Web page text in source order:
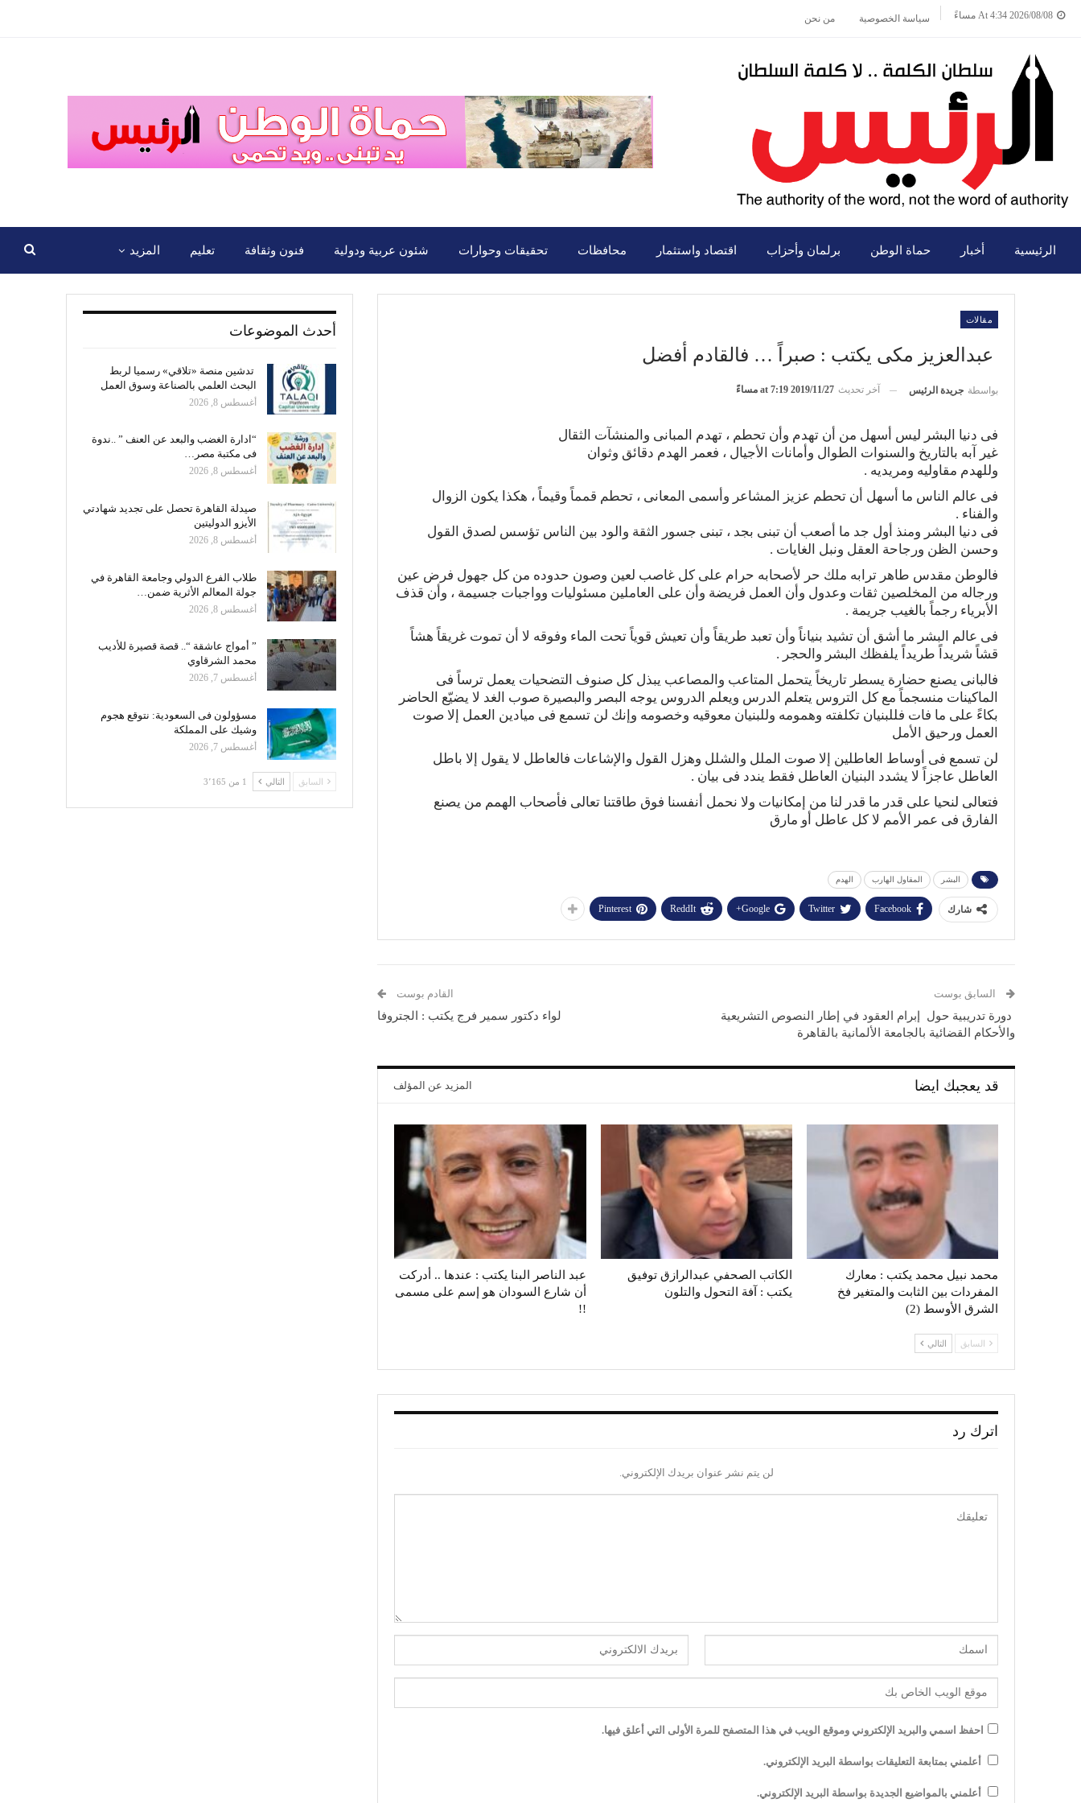
2026/08/08 At 4:34 مساءً سياسة الخصوصية من نحن
الرئيسية أخبار حماة الوطن برلمان وأحزاب اقتصاد واستثمار محافظات تحقيقات وحوارات شئون عربية ودولية فنون وثقافة تعليم المزيد
مقالات
عبدالعزيز مكى يكتب : صبراً … فالقادم أفضل
بواسطة جريدة الرئيس آخر تحديث 2019/11/27 at 7:19 مساءً
فى دنيا البشر ليس أسهل من أن تهدم وأن تحطم ، تهدم المبانى والمنشآت الثقال
غير آبه بالتاريخ والسنوات الطوال وأمانات الأجيال ، فعمر الهدم دقائق وثوان
وللهدم مقاوليه ومريديه .
فى عالم الناس ما أسهل أن تحطم عزيز المشاعر وأسمى المعانى ، تحطم قمماً وقيماً ، هكذا يكون الزوال
والفناء .
فى دنيا البشر ومنذ أول جد ما أصعب أن تبنى بجد ، تبنى جسور الثقة والود بين الناس تؤسس لصدق القول
وحسن الظن ورجاحة العقل ونبل الغايات .
فالوطن مقدس طاهر ترابه ملك حر لأصحابه حرام على كل غاصب لعين وصون حدوده من كل جهول فرض عين
ورجاله من المخلصين ثقات وعدول وأن العمل فريضة وأن على العاملين مسئوليات وواجبات جسيمة ، وأن قذف
الأبرياء رجماً بالغيب جريمة .
فى عالم البشر ما أشق أن تشيد بنياناً وأن تعبد طريقاً وأن تعيش قوياً تحت الماء وفوقه لا أن تموت غريقاً هشاً
قشاً شريداً طريداً يلفظك البشر والحجر .
فالبانى يصنع حضارة يسطر تاريخاً يتحمل المتاعب والمصاعب يبذل كل صنوف التضحيات يعمل ترساً فى
الماكينات منسجماً مع كل التروس يتعلم الدرس ويعلم الدروس يوجه البصر والبصيرة صوب الغد لا يضيّع الحاضر
بكاءً على ما فات فللبنيان تكلفته وهمومه وللبنيان معوقيه وخصومه وإنك لن تسمع فى ميادين العمل إلا صوت
العمل ورحيق الأمل
لن تسمع فى أوساط العاطلين إلا صوت الملل والشلل وهزل القول والإشاعات فالعاطل لا يقول إلا باطل
العاطل عاجزاً لا يشدد البنيان العاطل فقط يندد فى بيان .
فتعالى لنحيا على قدر ما قدر لنا من إمكانيات ولا نحمل أنفسنا فوق طاقتنا تعالى فأصحاب الهمم من يصنع
الفارق فى عمر الأمم لا كل عاطل أو مارق
البشر المقاول الهارب الهدم
شارك Facebook
Twitter
Google+
ReddIt
Pinterest
السابق بوست
دورة تدريبية حول إبرام العقود في إطار النصوص التشريعية
والأحكام القضائية بالجامعة الألمانية بالقاهرة
القادم بوست
لواء دكتور سمير فرج يكتب : الجتروفا
قد يعجبك ايضا المزيد عن المؤلف
محمد نبيل محمد يكتب : معارك
المفردات بين الثابت والمتغير فخ
الشرق الأوسط (2)
الكاتب الصحفي عبدالرازق توفيق
يكتب : آفة التحول والتلون
عبد الناصر البنا يكتب : عندها .. أدركت
أن شارع السودان هو إسم على مسمى
!!
السابق التالي
اترك رد
لن يتم نشر عنوان بريدك الإلكتروني.
احفظ اسمي والبريد الإلكتروني وموقع الويب في هذا المتصفح للمرة الأولى التي أعلق فيها.
أعلمني بمتابعة التعليقات بواسطة البريد الإلكتروني.
أعلمني بالمواضيع الجديدة بواسطة البريد الإلكتروني.
أحدث الموضوعات
تدشين منصة «تلاقي» رسميا لربط
البحث العلمي بالصناعة وسوق العمل
أغسطس 8, 2026
“ادارة الغضب والبعد عن العنف ” ..ندوة
فى مكتبة مصر…
أغسطس 8, 2026
صيدلة القاهرة تحصل على تجديد شهادتي
الأيزو الدوليتين
أغسطس 8, 2026
طلاب الفرع الدولي وجامعة القاهرة في
جولة المعالم الأثرية ضمن…
أغسطس 8, 2026
” أمواج عاشقة “.. قصة قصيرة للأديب
محمد الشرقاوي
أغسطس 7, 2026
مسؤولون فى السعودية: نتوقع هجوم
وشيك على المملكة
أغسطس 7, 2026
السابق التالي 1 من 3٬165